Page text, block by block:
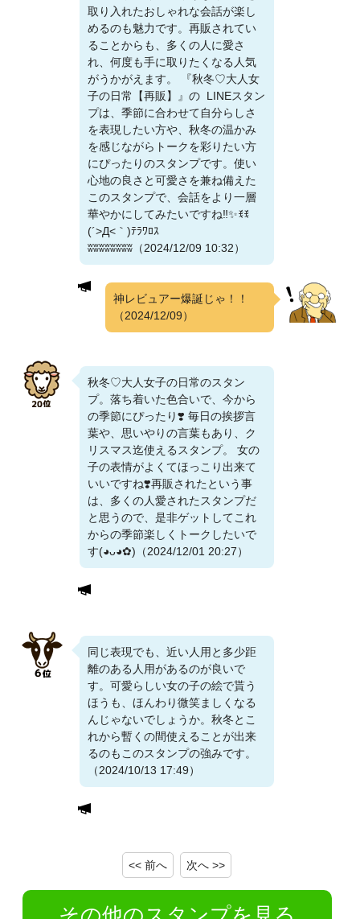
取り入れたおしゃれな会話が楽し
めるのも魅力です。再販されてい
ることからも、多くの人に愛さ
れ、何度も手に取りたくなる人気
がうかがえます。 『秋冬♡大人女
子の日常【再販】』の LINEスタン
プは、季節に合わせて自分らしさ
を表現したい方や、秋冬の温かみ
を感じながらトークを彩りたい方
にぴったりのスタンプです。使い
心地の良さと可愛さを兼ね備えた
このスタンプで、会話をより一層
華やかにしてみたいですね‼️✨️ꉂꉂ
(´>Д<｀)ﾃﾗﾜﾛｽ
ʬʬʬʬʬʬʬʬ（2024/12/09 10:32）
神レビュアー爆誕じゃ！！
（2024/12/09）
秋冬♡大人女子の日常のスタン
プ。落ち着いた色合いで、今から
の季節にぴったり❣️ 毎日の挨拶言
葉や、思いやりの言葉もあり、ク
リスマス迄使えるスタンプ。 女の
子の表情がよくてほっこり出来て
いいですね❣️再販されたという事
は、多くの人愛されたスタンプだ
と思うので、是非ゲットしてこれ
からの季節楽しくトークしたいで
す(⁠◕⁠ᴗ⁠◕⁠✿⁠)（2024/12/01 20:27）
同じ表現でも、近い人用と多少距
離のある人用があるのが良いで
す。可愛らしい女の子の絵で貰う
ほうも、ほんわり微笑ましくなる
んじゃないでしょうか。秋冬とこ
れから暫くの間使えることが出来
るのもこのスタンプの強みです。
（2024/10/13 17:49）
<< 前へ 次へ >>